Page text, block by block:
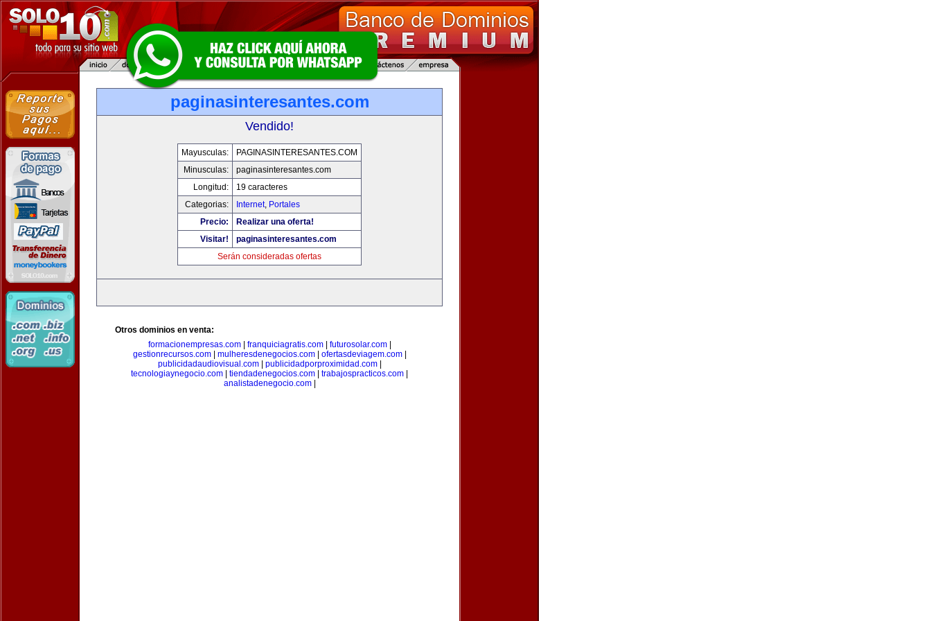
paginasinteresantes.com
Vendido!
Mayusculas:
PAGINASINTERESANTES.COM
Minusculas:
paginasinteresantes.com
Longitud:
19 caracteres
Categorias:
Internet, Portales
Precio:
Realizar una oferta!
Visitar!
paginasinteresantes.com
Serán consideradas ofertas
Otros dominios en venta:
formacionempresas.com| franquiciagratis.com| futurosolar.com|
gestionrecursos.com| mulheresdenegocios.com| ofertasdeviagem.com|
publicidadaudiovisual.com| publicidadporproximidad.com|
tecnologiaynegocio.com
tiendadenegocios.com trabajospracticos.com
analistadenegocio.com|